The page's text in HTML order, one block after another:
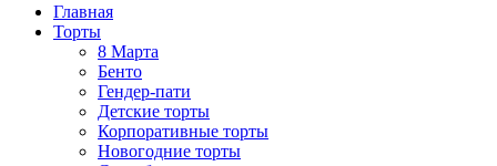
Главная
Торты
8 Марта
Бенто
Гендер-пати
Детские торты
Корпоративные торты
Новогодние торты